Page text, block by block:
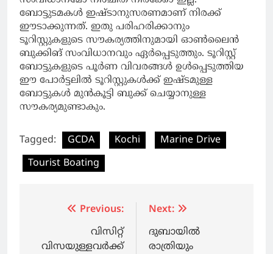
ബോട്ടുടമകള്‍ ഇഷ്ടാനുസരണമാണ് നിരക്ക്
ഈടാക്കുന്നത്. ഇതു പരിഹരിക്കാനും
ടൂറിസ്റ്റുകളുടെ സൗകര്യത്തിനുമായി ഓണ്‍ലൈന്‍
ബുക്കിങ് സംവിധാനവും ഏര്‍പ്പെടുത്തും. ടൂറിസ്റ്റ്
ബോട്ടുകളുടെ പൂര്‍ണ വിവരങ്ങള്‍ ഉള്‍പ്പെടുത്തിയ
ഈ പോര്‍ട്ടലില്‍ ടൂറിസ്റ്റുകള്‍ക്ക് ഇഷ്ടമുള്ള
ബോട്ടുകള്‍ മുന്‍കൂട്ടി ബുക്ക് ചെയ്യാനുള്ള
സൗകര്യമുണ്ടാകും.
Tagged: GCDA Kochi
Marine Drive
Tourist Boating
Previous:
വിസിറ്റ്
വിസയുള്ളവര്‍ക്ക്
Next:
ദുബായില്‍
രാത്രിയും